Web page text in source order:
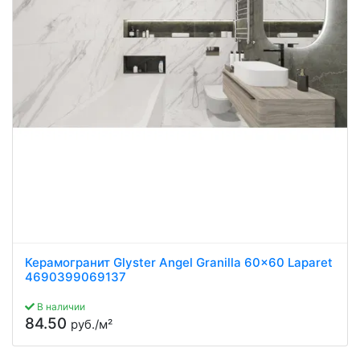
Керамогранит Glyster Angel Granilla 60x60 Laparet
4690399069137
В наличии
84.50 руб./м²